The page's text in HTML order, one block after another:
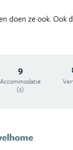
doen ze ook. Ook
9
Accommodatie
(s)